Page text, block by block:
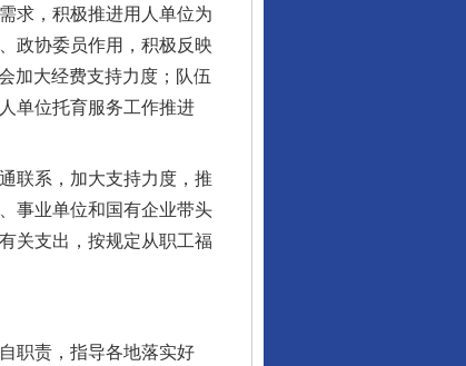
求，积极推进用人单位为
政协委员作用，积极反映
加大经费支持力度；队伍
单位托育服务工作推进
联系，加大支持力度，推
事业单位和国有企业带头
关支出，按规定从职工福
职责，指导各地落实好